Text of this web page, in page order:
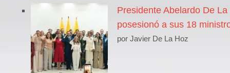
Presidente Abelardo De
posesionó a sus 18
por Javier De La Hoz